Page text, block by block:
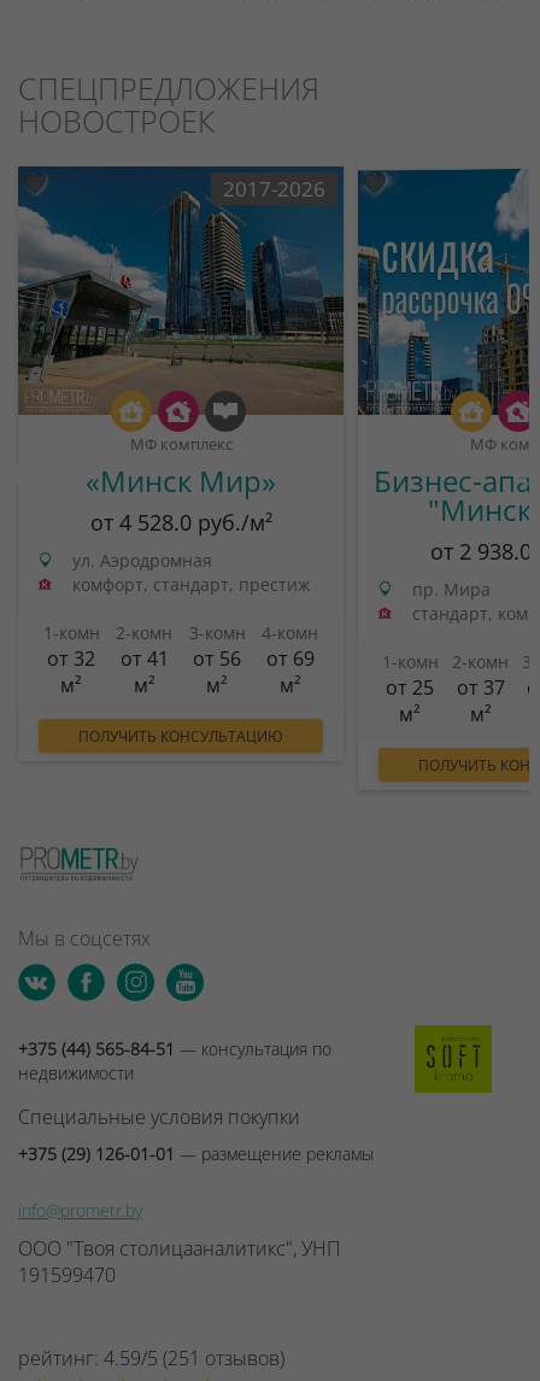
СПЕЦПРЕДЛОЖЕНИЯ
НОВОСТРОЕК
2017-2026
МФ комплекс
«Минск Мир»
от 4 528.0 руб./м²
ул. Аэродромная
комфорт, стандарт, престиж
1-комн
от 32
м²
2-комн
от 41
м²
3-комн
от 56
м²
4-комн
от 69
м²
ПОЛУЧИТЬ КОНСУЛЬТАЦИЮ
МФ
Бизнес-
от 2
пр. Мира
стандарт,
1-комн
от 25
м²
2-комн
от 37
м²
ПОЛУЧИТЬ
Мы в соцсетях
+375 (44) 565-84-51 — консультация по
недвижимости
Специальные условия покупки
+375 (29) 126-01-01 — размещение рекламы
info@prometr.by
ООО "Твоя столицааналитикс", УНП
191599470
рейтинг: 4.59/5 (251 отзывов)